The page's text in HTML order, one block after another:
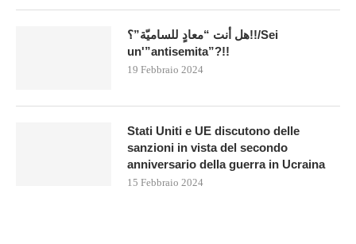
هل أنت “معادٍ للساميّة”؟!!/Sei
un'”antisemita”?!!
19 Febbraio 2024
Stati Uniti e UE discutono delle
sanzioni in vista del secondo
anniversario della guerra in Ucraina
15 Febbraio 2024